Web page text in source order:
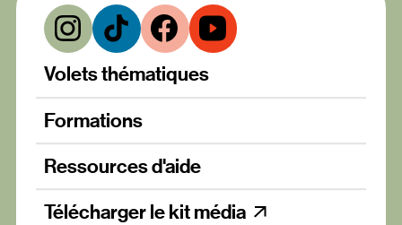
Volets thématiques
Formations
Ressources d'aide
Télécharger le kit média